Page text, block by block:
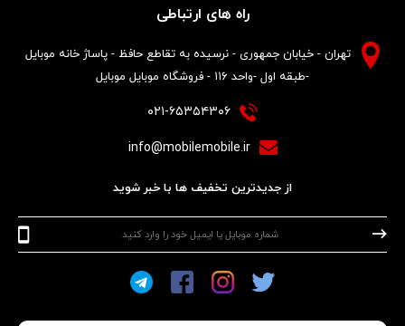
راه های ارتباطی
تهران - خیابان جمهوری - نرسیده به تقاطع حافظ - پاساژ خانه موبایل
-طبقه اول -واحد ۱۱۶ - فروشگاه موبایل موبایل
۰۲۱-۶۵۳۵۴۳۰۶
info@mobilemobile.ir
از جدیدترین تخفیف ها با خبر شوید